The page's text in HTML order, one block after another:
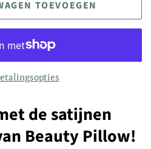
TOEVOEGEN
de satijnen
Beauty Pillow!